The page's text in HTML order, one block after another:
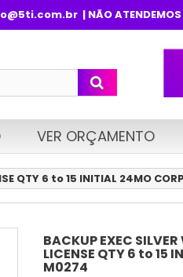
| NÃO ATENDEMOS
VER ORÇAMENTO
QTY 6 to 15 INITIAL 24MO
BACKUP EXEC
LICENSE QTY 6 to 15
M0274